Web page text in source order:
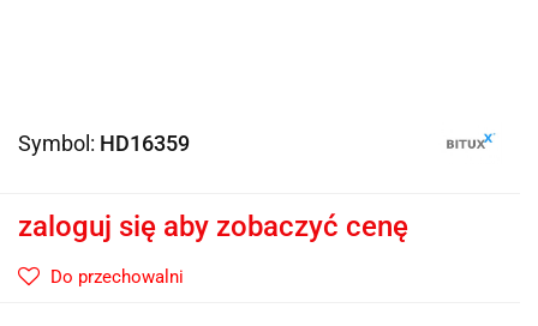
Symbol: HD16359
zaloguj się aby zobaczyć cenę
Do przechowalni